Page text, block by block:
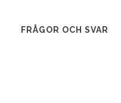
FRÅGOR OCH SVAR